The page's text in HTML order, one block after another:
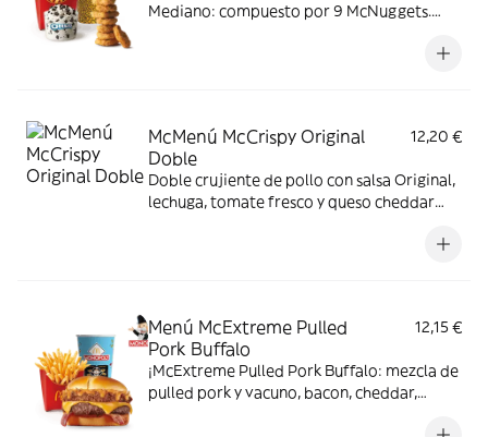
Mediano: compuesto por 9 McNuggets.
McMenú McCrispy Original
Doble
12,20 €
Doble crujiente de pollo con salsa Original,
lechuga, tomate fresco y queso cheddar
Menú McExtreme Pulled
Pork Buffalo
12,15 €
¡McExtreme Pulled Pork Buffalo: mezcla de
pulled pork y vacuno, bacon, cheddar,